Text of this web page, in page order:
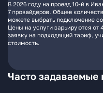
В 2026 году на проезд 10-й в
7 провайдеров. Общее
можете выбрать подключение
Цены на услуги варьируются от
заявку на подходящий тариф,
стоимость.
Часто задаваемые